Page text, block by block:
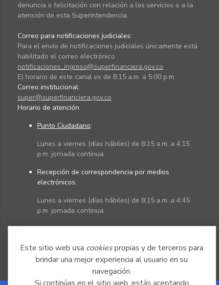
Este sitio web usa cookiespropias y de terceros para
brindar una mejor experiencia al usuario en su
navegación.
denuncia o felicitación con relación a los servicios o a la
atención de esta Superintendencia.
Correo para notificaciones judiciales:
Para el envío de notificaciones judiciales únicamente está
habilitado el correo electrónico
notificaciones_ingreso@superfinanciera.gov.co
El horario de este canal es de 8:15 a.m. a 5:00 p.m.
Correo institucional:
super@superfinanciera.gov.co
Horario de atención
Punto Ciudadano:
Lunes a viernes (días hábiles) de 8:15 a.m. a 4:15
p.m. jornada continua
Recepción de correspondencia por medios
electrónicos:
Lunes a viernes (días hábiles) de 8:15 a.m. a 4:45
p.m. jornada continua